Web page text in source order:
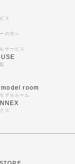
ス
の方へ
サービス
room
デルルーム
ス